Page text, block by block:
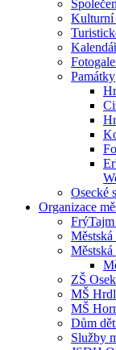
Kulturní
Památky
Osecké
Organizace
ZŠ Osek
MŠ
MŠ
Dům
Služby